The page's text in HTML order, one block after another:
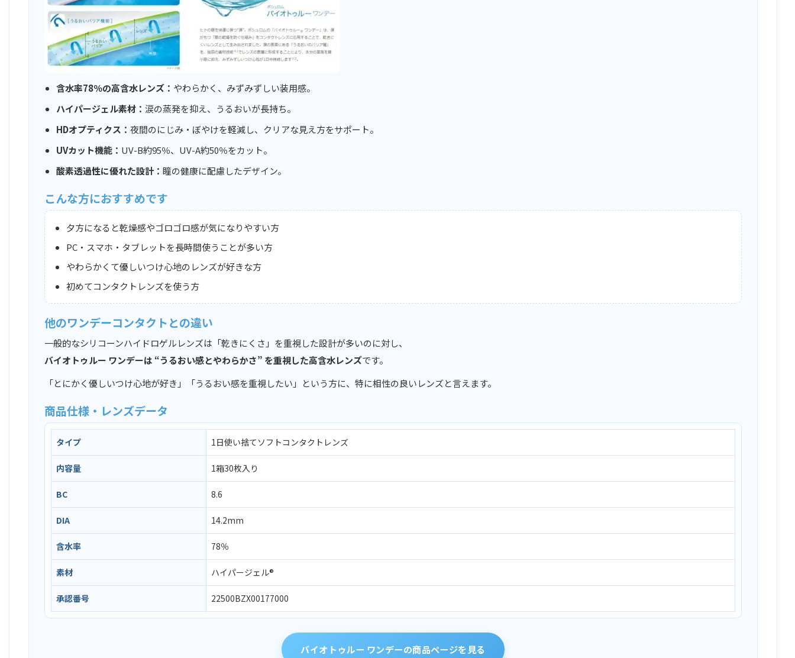
含水率78％の高含水レンズ： やわらかく、みずみずしい装用感。
ハイパージェル素材： 涙の蒸発を抑え、うるおいが長持ち。
HDオプティクス： 夜間のにじみ・ぼやけを軽減し、クリアな見え方をサポート。
UVカット機能： UV-B約95％、UV-A約50％をカット。
酸素透過性に優れた設計： 瞳の健康に配慮したデザイン。
こんな方におすすめです
夕方になると乾燥感やゴロゴロ感が気になりやすい方
PC・スマホ・タブレットを長時間使うことが多い方
やわらかくて優しいつけ心地のレンズが好きな方
初めてコンタクトレンズを使う方
他のワンデーコンタクトとの違い
一般的なシリコーンハイドロゲルレンズは「乾きにくさ」を重視した設計が多いのに対し、
バイオトゥルー ワンデーは “うるおい感とやわらかさ” を重視した高含水レンズです。
「とにかく優しいつけ心地が好き」「うるおい感を重視したい」という方に、特に相性の良いレンズと言えます。
商品仕様・レンズデータ
タイプ 1日使い捨てソフトコンタクトレンズ
内容量 1箱30枚入り
BC 8.6
DIA 14.2mm
含水率 78％
素材 ハイパージェル®
承認番号 22500BZX00177000
バイオトゥルー ワンデーの商品ページを見る